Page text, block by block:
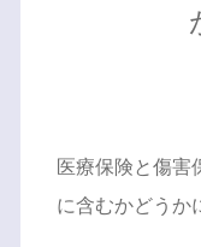
医療保険と傷害
に含むかどうか